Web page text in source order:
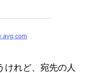
けれど、宛先の人